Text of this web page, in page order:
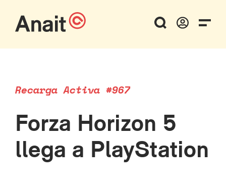
Recarga Activa #967
Forza Horizon 5
llega a PlayStation